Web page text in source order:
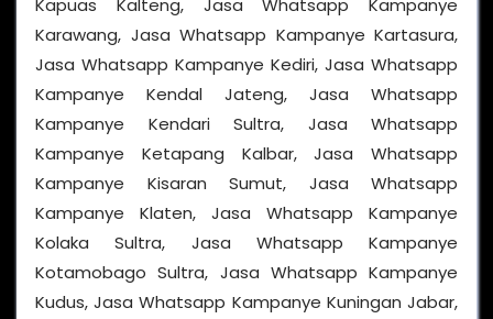
Kapuas Kalteng, Jasa Whatsapp Kampanye
Karawang, Jasa Whatsapp Kampanye Kartasura,
Jasa Whatsapp Kampanye Kediri, Jasa Whatsapp
Kampanye Kendal Jateng, Jasa Whatsapp
Kampanye Kendari Sultra, Jasa Whatsapp
Kampanye Ketapang Kalbar, Jasa Whatsapp
Kampanye Kisaran Sumut, Jasa Whatsapp
Kampanye Klaten, Jasa Whatsapp Kampanye
Kolaka Sultra, Jasa Whatsapp Kampanye
Kotamobago Sultra, Jasa Whatsapp Kampanye
Kudus, Jasa Whatsapp Kampanye Kuningan Jabar,